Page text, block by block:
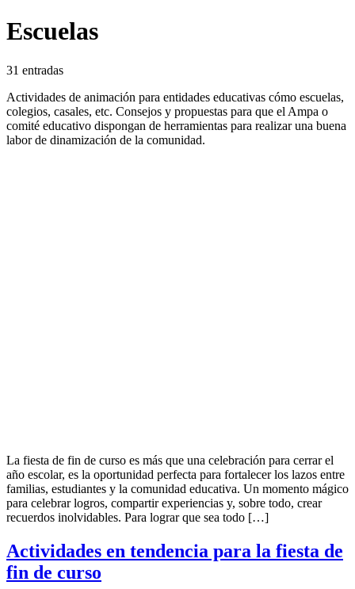
Escuelas
31 entradas
Actividades de animación para entidades educativas cómo escuelas,
colegios, casales, etc. Consejos y propuestas para que el Ampa o
comité educativo dispongan de herramientas para realizar una buena
labor de dinamización de la comunidad.
La fiesta de fin de curso es más que una celebración para cerrar el
año escolar, es la oportunidad perfecta para fortalecer los lazos entre
familias, estudiantes y la comunidad educativa. Un momento mágico
para celebrar logros, compartir experiencias y, sobre todo, crear
recuerdos inolvidables. Para lograr que sea todo […]
Actividades en tendencia para la fiesta de
fin de curso